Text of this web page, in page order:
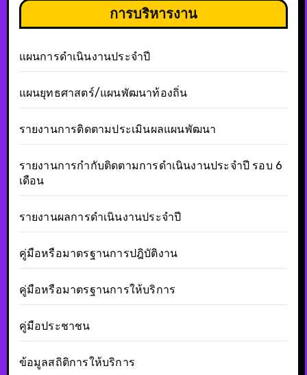
การบริหารงาน
แผนการดำเนินงานประจำปี
แผนยุทธศาสตร์/แผนพัฒนาท้องถิ่น
รายงานการติดตามประเมินผลแผนพัฒนา
รายงานการกำกับติดตามการดำเนินงานประจำปี รอบ 6
เดือน
รายงานผลการดำเนินงานประจำปี
คู่มือหรือมาตรฐานการปฎิบัติงาน
คู่มือหรือมาตรฐานการให้บริการ
คู่มือประชาชน
ข้อมูลสถิติการให้บริการ